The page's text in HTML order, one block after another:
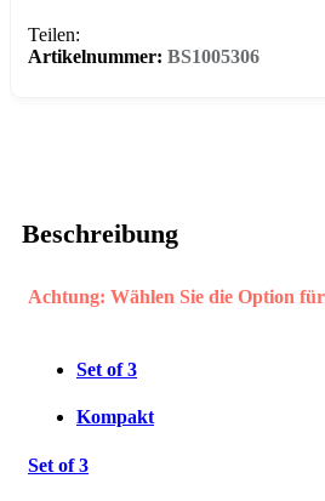
Teilen:
Artikelnummer: BS1005306
Beschreibung
Achtung: Wählen Sie die Option
Set of 3
Kompakt
Set of 3